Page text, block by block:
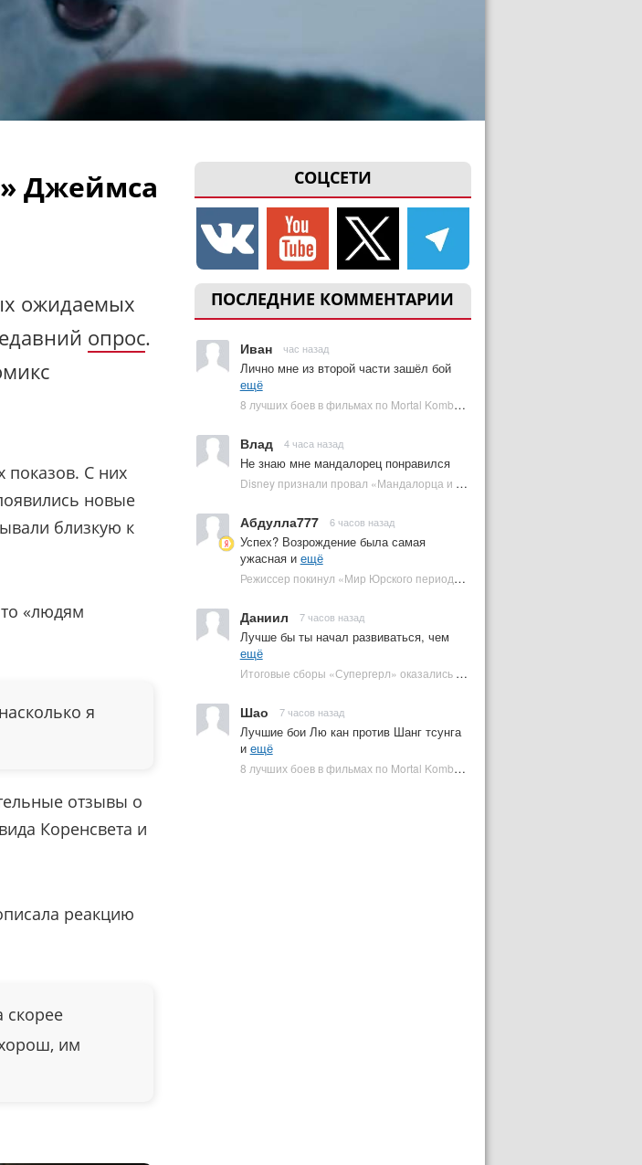
СОЦСЕТИ
ПОСЛЕДНИЕ КОММЕНТАРИИ
Иван час назад
Лично мне из второй части зашёл бой
ещё
8 лучших боев в фильмах по Mortal Kombat: от «Смертельной битвы» до «Мортал Комбат 2» | Plugged In Ru
Влад 4 часа назад
Не знаю мне мандалорец понравился
Disney признали провал «Мандалорца и Грогу» и еще одной новинки | Plugged In Ru
Абдулла777 6 часов назад
Успех? Возрождение была самая
ужасная и ещё
Режиссер покинул «Мир Юрского периода 5» | Plugged In Ru
Даниил 7 часов назад
Лучше бы ты начал развиваться, чем
ещё
Итоговые сборы «Супергерл» оказались худшими для DC за два десятилетия | Plugged In Ru
Шао 7 часов назад
Лучшие бои Лю кан против Шанг тсунга
и ещё
8 лучших боев в фильмах по Mortal Kombat: от «Смертельной битвы» до «Мортал Комбат 2» | Plugged In Ru
Джеймса
ожидаемых
опрос.
показов. С них
новые
близкую к
«людям
я
отзывы о
Коренсвета и
реакцию
скорее
им